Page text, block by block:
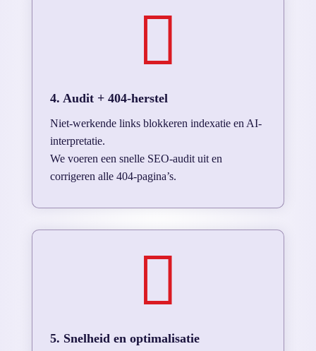

4. Audit + 404-herstel
Niet-werkende links blokkeren indexatie en AI-
interpretatie.
We voeren een snelle SEO-audit uit en
corrigeren alle 404-pagina’s.

5. Snelheid en optimalisatie